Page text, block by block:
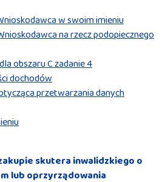
w swoim imieniu
na rzecz podopiecznego
obszaru C zadanie 4
dochodów
przetwarzania danych
skutera inwalidzkiego o
lub oprzyrządowania